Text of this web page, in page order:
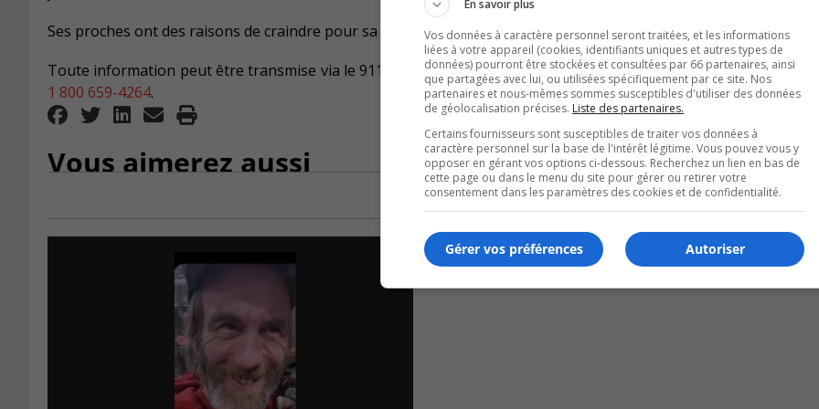
Ses proches ont des raisons de craindre pour sa santé et sa sécurité.
Toute information peut être transmise via le 911 ou à laCentrale de l’information criminellede la Sûreté du
1 800 659-4264.
Vous aimerez aussi
En savoir plus
Vos données à caractère personnel seront traitées, et les informations
liées à votre appareil (cookies, identifiants uniques et autres types de
données) pourront être stockées et consultées par 66 partenaires, ainsi
que partagées avec lui, ou utilisées spécifiquement par ce site. Nos
partenaires et nous-mêmes sommes susceptibles d'utiliser des données
de géolocalisation précises. Liste des partenaires.
Certains fournisseurs sont susceptibles de traiter vos données à
caractère personnel sur la base de l'intérêt légitime. Vous pouvez vous y
opposer en gérant vos options ci-dessous. Recherchez un lien en bas de
cette page ou dans le menu du site pour gérer ou retirer votre
consentement dans les paramètres des cookies et de confidentialité.
Autoriser
Gérer vos préférences